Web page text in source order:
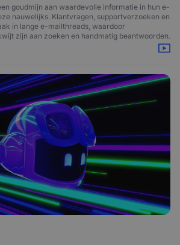
goudmijn aan waardevolle informatie in hun e-
nauwelijks. Klantvragen, supportverzoeken en
in lange e-mailthreads, waardoor
zijn aan zoeken en handmatig beantwoorden.